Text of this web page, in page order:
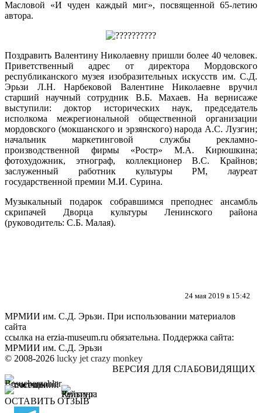
Масловой «И чуден каждый миг», посвященной 65-летию
автора.
Поздравить Валентину Николаевну пришли более 40 человек.
Приветственный адрес от директора Мордовского
республиканского музея изобразительных искусств им. С.Д.
Эрьзи Л.Н. Нарбековой Валентине Николаевне вручил
старший научный сотрудник В.Б. Махаев. На вернисаже
выступили: доктор исторических наук, председатель
исполкома межрегиональной общественной организации
мордовского (мокшанского и эрзянского) народа А.С. Лузгин;
начальник маркетинговой службы рекламно-
производственной фирмы «Ростр» М.А. Кирюшкина;
фотохудожник, этнограф, коллекционер В.С. Крайнов;
заслуженный работник культуры РМ, лауреат
государственной премии М.И. Сурина.
Музыкальный подарок собравшимся преподнес ансамбль
скрипачей Дворца культуры Ленинского района
(руководитель: С.Б. Малая).
24 мая 2019 в 15:42
МРМИИ им. С.Д. Эрьзи. При использовании материалов
сайта
ссылка на erzia-museum.ru обязательна. Поддержка сайта:
МРМИИ им. С.Д. Эрьзи
© 2008-2026 lucky jet crazy monkey
ВЕРСИЯ ДЛЯ СЛАБОВИДЯЩИХ
ОСТАВИТЬ ОТЗЫВ